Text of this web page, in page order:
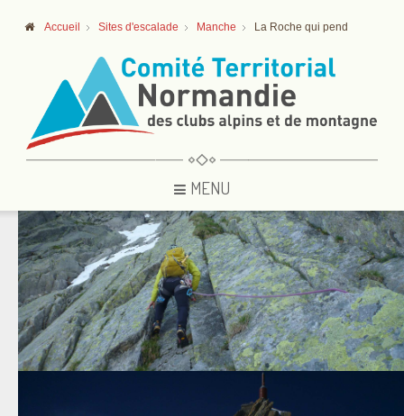
Accueil Sites d'escalade Manche La Roche qui pend
MENU